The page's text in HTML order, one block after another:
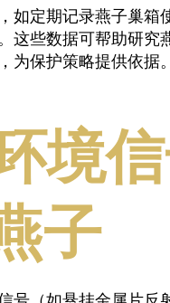
如定期记录燕子巢箱
这些数据可帮助研究
为保护策略提供依据。
境
子